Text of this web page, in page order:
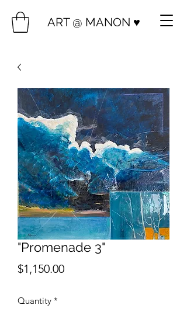
ART @ MANON ♥️
"Promenade 3"
$1,150.00Price
Quantity *